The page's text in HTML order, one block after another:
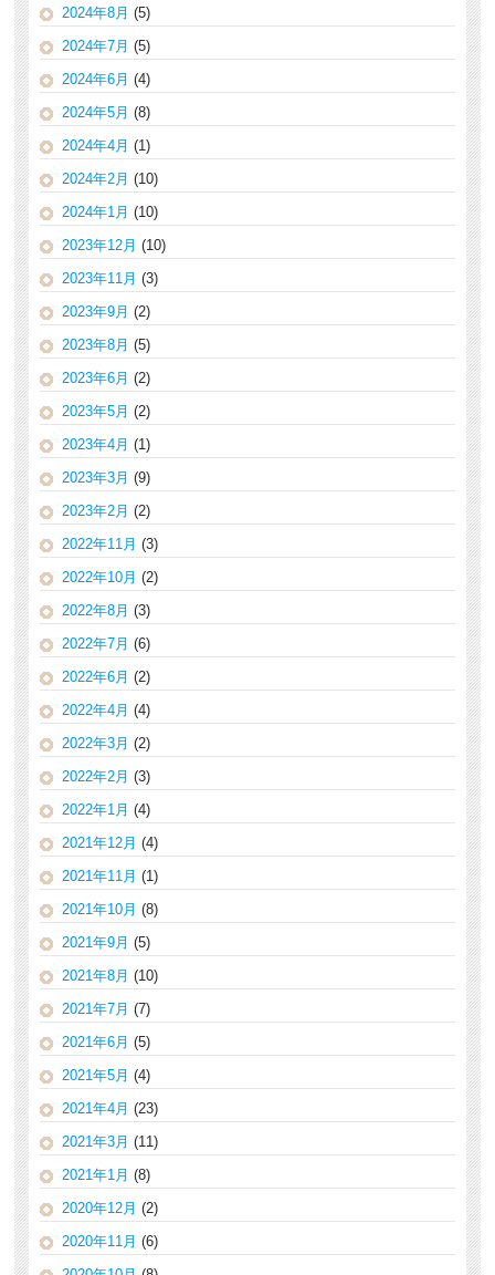
2024年8月 (5)
2024年7月 (5)
2024年6月 (4)
2024年5月 (8)
2024年4月 (1)
2024年2月 (10)
2024年1月 (10)
2023年12月 (10)
2023年11月 (3)
2023年9月 (2)
2023年8月 (5)
2023年6月 (2)
2023年5月 (2)
2023年4月 (1)
2023年3月 (9)
2023年2月 (2)
2022年11月 (3)
2022年10月 (2)
2022年8月 (3)
2022年7月 (6)
2022年6月 (2)
2022年4月 (4)
2022年3月 (2)
2022年2月 (3)
2022年1月 (4)
2021年12月 (4)
2021年11月 (1)
2021年10月 (8)
2021年9月 (5)
2021年8月 (10)
2021年7月 (7)
2021年6月 (5)
2021年5月 (4)
2021年4月 (23)
2021年3月 (11)
2021年1月 (8)
2020年12月 (2)
2020年11月 (6)